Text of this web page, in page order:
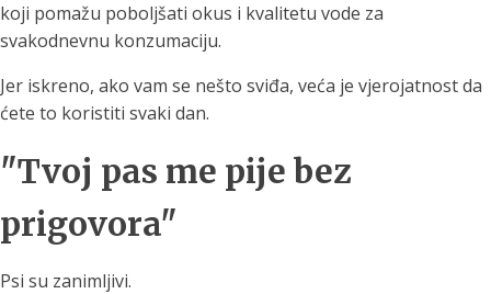
koji pomažu poboljšati okus i kvalitetu vode za
svakodnevnu konzumaciju.
Jer iskreno, ako vam se nešto sviđa, veća je vjerojatnost da
ćete to koristiti svaki dan.
"Tvoj pas me pije bez
prigovora"
Psi su zanimljivi.